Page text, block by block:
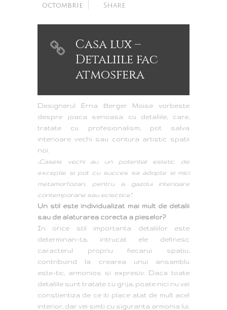
octombrie Share
Casa lux –
Detaliile fac
atmosfera
Designerul Erna Berger Moise vorbeste
despre joaca serioasa cu detaliile, care,
tratate cu profesionalism, pot salva
interioare vechi sau contura artistic spatii
noi.
„Casele vechi au un potential estetic de
exceptie si pot cu succes sa adopte si mici
metamorfozari, pentru a gazdui interioare
contemporane sau eclectice”.
Un stil este individualizat mai mult de detalii
sau de alaturarea corecta a pieselor?
In orice stil importanta detaliilor este
determinan¬ta, intrucat ele definesc
caracterul propriu fiecarui spatiu,
contribuind la crearea unui ansamblu
este¬tic, armonios si expresiv. Daca toate
detaliile sunt tratate cu grija, poate nici nu vei
constientiza de ce iti place atat de mult acel
interior, dar vei simti cu siguranta armonia lui.